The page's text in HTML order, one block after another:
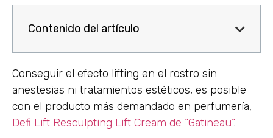
Contenido del artículo
Conseguir el efecto lifting en el rostro sin
anestesias ni tratamientos estéticos, es posible
con el producto más demandado en perfumería,
Defi Lift Resculpting Lift Cream de “Gatineau”.